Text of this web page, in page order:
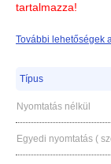
tartalmazza!
További lehetőségek
Típus
Nyomtatás nélkül
Egyedi nyomtatás (